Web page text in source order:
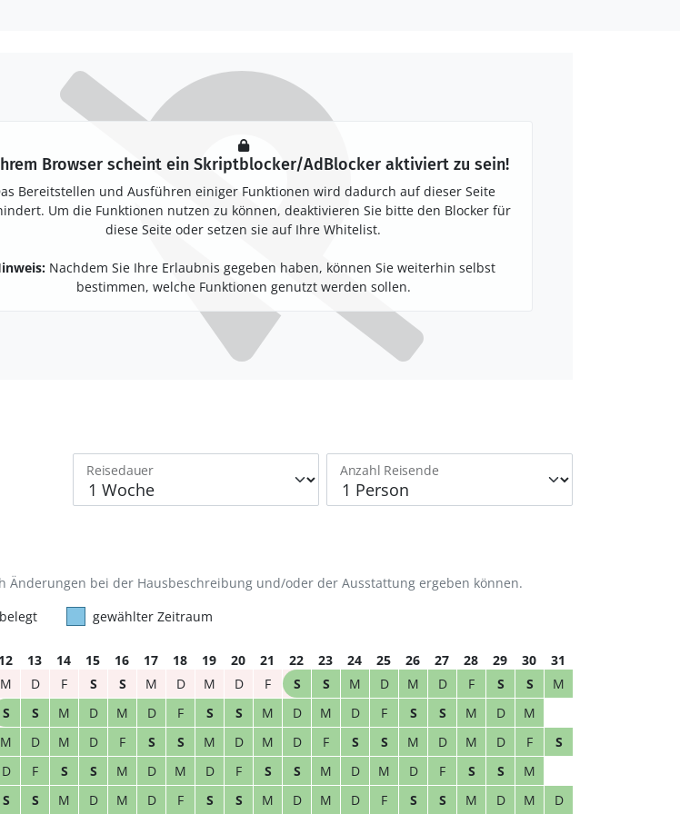
Browser scheint ein Skriptblocker/AdBlocker aktiviert zu sein!
Bereitstellen und Ausführen einiger Funktionen wird dadurch auf dieser Seite
Um die Funktionen nutzen zu können, deaktivieren Sie bitte den Blocker für
diese Seite oder setzen sie auf Ihre Whitelist.
Nachdem Sie Ihre Erlaubnis gegeben haben, können Sie weiterhin selbst
bestimmen, welche Funktionen genutzt werden sollen.
Reisedauer Anzahl Reisende
Änderungen bei der Hausbeschreibung und/oder der Ausstattung ergeben können.
belegt gewählter Zeitraum
12 13 14 15 16 17 18 19 20 21 22 23 24 25 26 27 28 29 30
31
M D F S S M D M D F S S M D M D F S S
M
S S M D M D F S S M D M D F S S M D
M
M D M D F S S M D M D F S S M D M D F
S
D F S S M D M D F S S M D M D F S S
M
S S M D M D F S S M D M D F S S M D M D